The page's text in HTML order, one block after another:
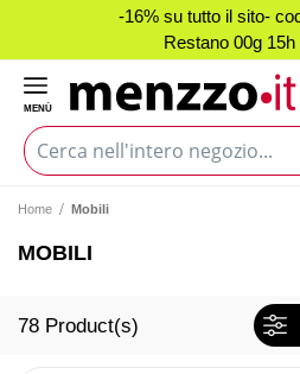
-16% su tutto il sito-
Restano 00g 15h
MENÙ
Home Mobili
MOBILI
78 Product(s)